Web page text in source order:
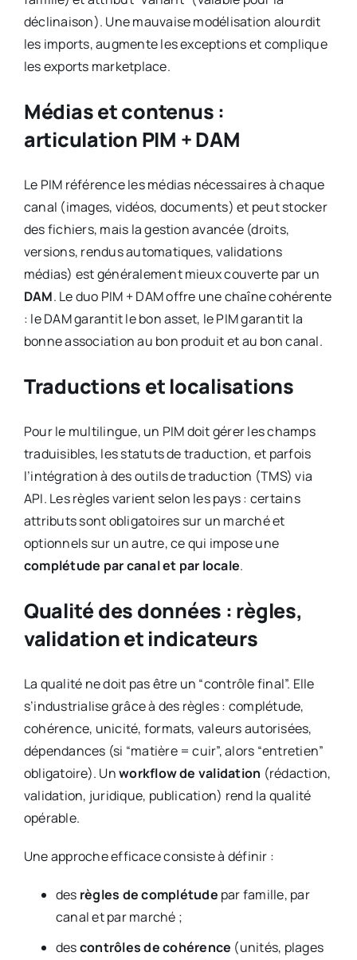
déclinaison). Une mauvaise modélisation alourdit
les imports, augmente les exceptions et complique
les exports marketplace.
Médias et contenus :
articulation PIM + DAM
Le PIM référence les médias nécessaires à chaque
canal (images, vidéos, documents) et peut stocker
des fichiers, mais la gestion avancée (droits,
versions, rendus automatiques, validations
médias) est généralement mieux couverte par un
DAM. Le duo PIM + DAM offre une chaîne cohérente
: le DAM garantit le bon asset, le PIM garantit la
bonne association au bon produit et au bon canal.
Traductions et localisations
Pour le multilingue, un PIM doit gérer les champs
traduisibles, les statuts de traduction, et parfois
l’intégration à des outils de traduction (TMS) via
API. Les règles varient selon les pays : certains
attributs sont obligatoires sur un marché et
optionnels sur un autre, ce qui impose une
complétude par canal et par locale.
Qualité des données : règles,
validation et indicateurs
La qualité ne doit pas être un “contrôle final”. Elle
s’industrialise grâce à des règles : complétude,
cohérence, unicité, formats, valeurs autorisées,
dépendances (si “matière = cuir”, alors “entretien”
obligatoire). Unworkflow de validation (rédaction,
validation, juridique, publication) rend la qualité
opérable.
Une approche efficace consiste à définir :
des règles de complétude par famille, par
canal et par marché ;
descontrôles de cohérence (unités, plages